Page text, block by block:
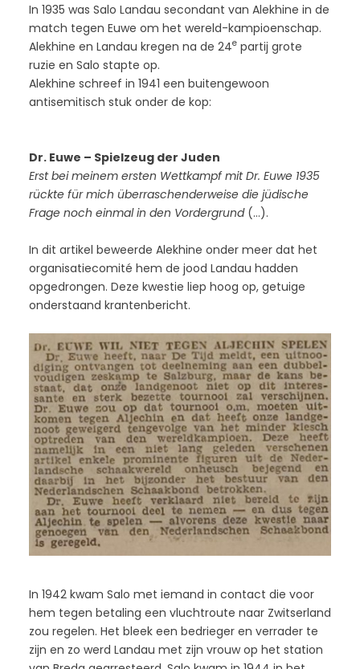
In 1935 was Salo Landau secondant van Alekhine in de
match tegen Euwe om het wereld-kampioenschap.
Alekhine en Landau kregen na de 24epartij grote
ruzie en Salo stapte op.
Alekhine schreef in 1941 een buitengewoon
antisemitisch stuk onder de kop:
Dr. Euwe – Spielzeug der Juden
Erst bei meinem ersten Wettkampf mit Dr. Euwe 1935
rückte für mich überraschenderweise die jüdische
Frage noch einmal in den Vordergrund(…).
In dit artikel beweerde Alekhine onder meer dat het
organisatiecomité hem de jood Landau hadden
opgedrongen. Deze kwestie liep hoog op, getuige
onderstaand krantenbericht.
In 1942 kwam Salo met iemand in contact die voor
hem tegen betaling een vluchtroute naar Zwitserland
zou regelen. Het bleek een bedrieger en verrader te
zijn en zo werd Landau met zijn vrouw op het station